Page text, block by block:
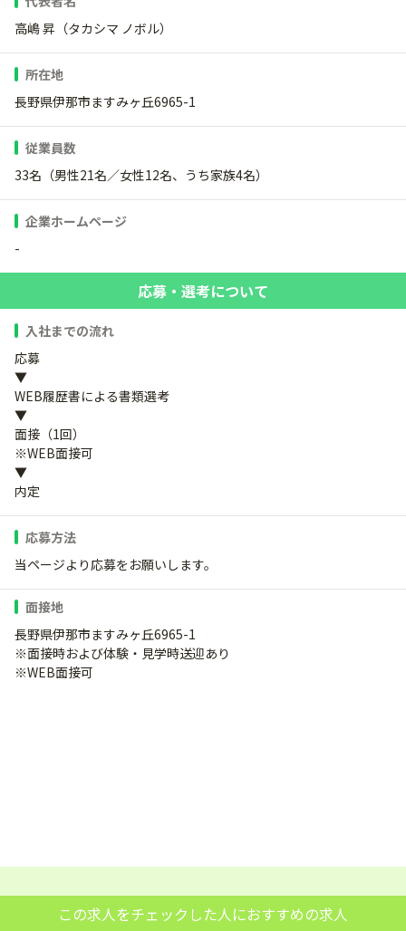
高嶋 昇（タカシマ ノボル）
所在地
長野県伊那市ますみヶ丘6965-1
従業員数
33名（男性21名／女性12名、うち家族4名）
企業ホームページ
-
応募・選考について
入社までの流れ
応募
▼
WEB履歴書による書類選考
▼
面接（1回）
※WEB面接可
▼
内定
応募方法
当ページより応募をお願いします。
面接地
長野県伊那市ますみヶ丘6965-1
※面接時および体験・見学時送迎あり
※WEB面接可
この求人をチェックした人におすすめの求人